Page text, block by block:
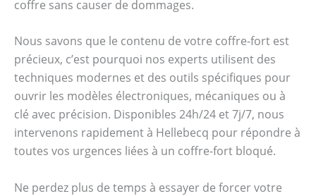
coffre sans causer de dommages.
Nous savons que le contenu de votre coffre-fort est
précieux, c’est pourquoi nos experts utilisent des
techniques modernes et des outils spécifiques pour
ouvrir les modèles électroniques, mécaniques ou à
clé avec précision. Disponibles 24h/24 et 7j/7, nous
intervenons rapidement à Hellebecq pour répondre à
toutes vos urgences liées à un coffre-fort bloqué.
Ne perdez plus de temps à essayer de forcer votre